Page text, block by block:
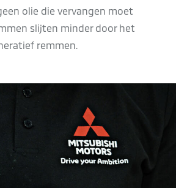
olie die vervangen moet
slijten minder door het
remmen.